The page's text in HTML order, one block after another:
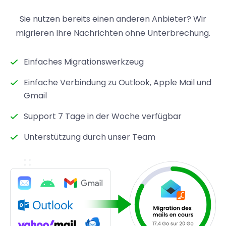
Sie nutzen bereits einen anderen Anbieter? Wir
migrieren Ihre Nachrichten ohne Unterbrechung.
Einfaches Migrationswerkzeug
Einfache Verbindung zu Outlook, Apple Mail und
Gmail
Support 7 Tage in der Woche verfügbar
Unterstützung durch unser Team